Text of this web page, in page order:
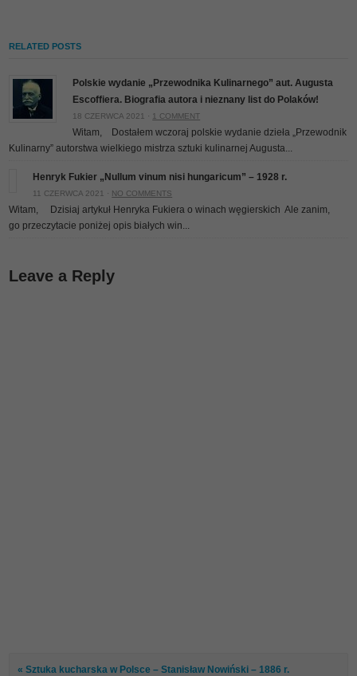
RELATED POSTS
Polskie wydanie „Przewodnika Kulinarnego” aut. Augusta
Escoffiera. Biografia autora i nieznany list do Polaków!
18 CZERWCA 2021 · 1 COMMENT
Witam, Dostałem wczoraj polskie wydanie dzieła „Przewodnik
Kulinarny” autorstwa wielkiego mistrza sztuki kulinarnej Augusta...
Henryk Fukier „Nullum vinum nisi hungaricum” – 1928 r.
11 CZERWCA 2021 · NO COMMENTS
Witam, Dzisiaj artykuł Henryka Fukiera o winach węgierskich Ale zanim,
go przeczytacie poniżej opis białych win...
Leave a Reply
« Sztuka kucharska w Polsce – Stanisław Nowiński – 1886 r.